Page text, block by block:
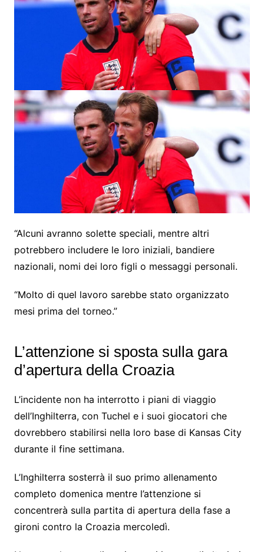
“Alcuni avranno solette speciali, mentre altri
potrebbero includere le loro iniziali, bandiere
nazionali, nomi dei loro figli o messaggi personali.
“Molto di quel lavoro sarebbe stato organizzato
mesi prima del torneo.”
L’attenzione si sposta sulla gara
d’apertura della Croazia
L’incidente non ha interrotto i piani di viaggio
dell’Inghilterra, con Tuchel e i suoi giocatori che
dovrebbero stabilirsi nella loro base di Kansas City
durante il fine settimana.
L’Inghilterra sosterrà il suo primo allenamento
completo domenica mentre l’attenzione si
concentrerà sulla partita di apertura della fase a
gironi contro la Croazia mercoledì.